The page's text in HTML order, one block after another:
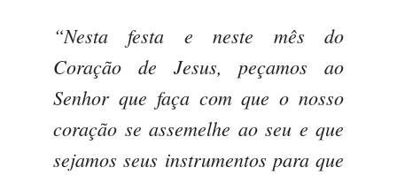
“Nesta festa e neste mês do
Coração de Jesus, peçamos ao
Senhor que faça com que o nosso
coração se assemelhe ao seu e que
sejamos seus instrumentos para que